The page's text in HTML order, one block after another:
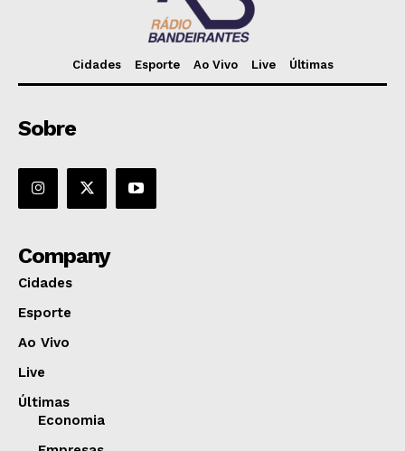
Cidades Esporte Ao Vivo Live Últimas
Sobre
Company
Cidades
Esporte
Ao Vivo
Live
Últimas
Economia